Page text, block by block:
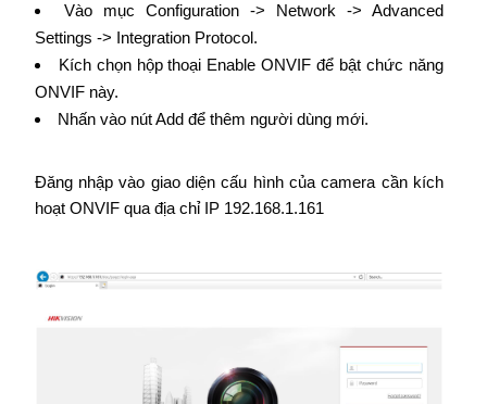
Vào mục Configuration -> Network -> Advanced
Settings -> Integration Protocol.
Kích chọn hộp thoại Enable ONVIF để bật chức năng
ONVIF này.
Nhấn vào nút Add để thêm người dùng mới.
Đăng nhập vào giao diện cấu hình của camera cần kích
hoạt ONVIF qua địa chỉ IP 192.168.1.161